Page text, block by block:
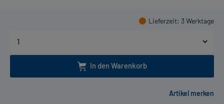
Lieferzeit: 3 Werktage
In den Warenkorb